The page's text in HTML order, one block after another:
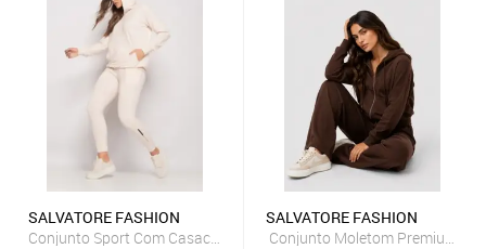
SALVATORE FASHION
Conjunto Sport Com Casaco Capuz e Jogger Moletinho Salvatore
SALVATORE FASHION
Conjunto Moletom Premium